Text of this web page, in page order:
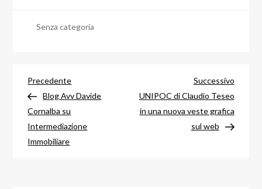
Senza categoria
Navigazione
articoli
Articolo
precedente
Precedente
Blog Avv Davide
Cornalba su
Intermediazione
Immobiliare
Successivo
UNIPOC di Claudio Teseo
in una nuova veste grafica
sul web